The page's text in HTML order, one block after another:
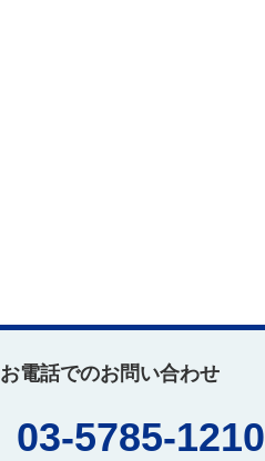
お電話でのお問い合わせ
03-5785-1210